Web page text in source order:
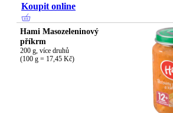
Koupit online
Hami Masozeleninový
příkrm
200 g, více druhů
(100 g = 17,45 Kč)